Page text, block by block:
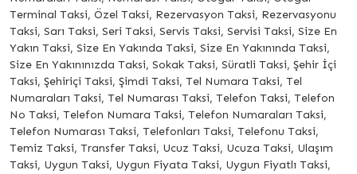
Terminal Taksi, Özel Taksi, Rezervasyon Taksi, Rezervasyonu
Taksi, Sarı Taksi, Seri Taksi, Servis Taksi, Servisi Taksi, Size En
Yakın Taksi, Size En Yakında Taksi, Size En Yakınında Taksi,
Size En Yakınınızda Taksi, Sokak Taksi, Süratli Taksi, Şehir İçi
Taksi, Şehiriçi Taksi, Şimdi Taksi, Tel Numara Taksi, Tel
Numaraları Taksi, Tel Numarası Taksi, Telefon Taksi, Telefon
No Taksi, Telefon Numara Taksi, Telefon Numaraları Taksi,
Telefon Numarası Taksi, Telefonları Taksi, Telefonu Taksi,
Temiz Taksi, Transfer Taksi, Ucuz Taksi, Ucuza Taksi, Ulaşım
Taksi, Uygun Taksi, Uygun Fiyata Taksi, Uygun Fiyatlı Taksi,